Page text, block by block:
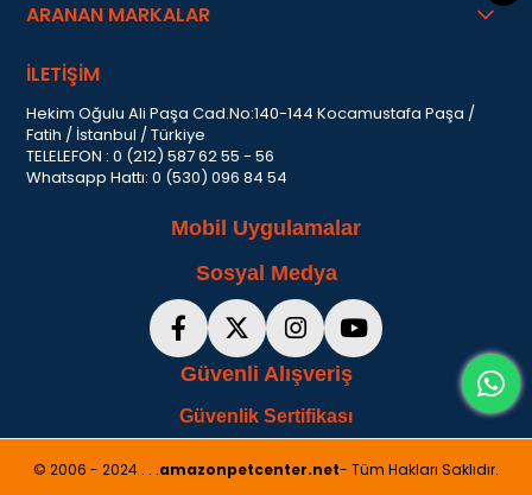
ARANAN MARKALAR
İLETİŞİM
Hekim Oğulu Ali Paşa Cad.No:140-144 Kocamustafa Paşa /
Fatih / İstanbul / Türkiye
TELELEFON : 0 (212) 587 62 55 - 56
Whatsapp Hattı: 0 (530) 096 84 54
Mobil Uygulamalar
Sosyal Medya
Güvenli Alışveriş
Güvenlik Sertifikası
© 2006 - 2024 . . .amazonpetcenter.net- Tüm Hakları Saklıdır.